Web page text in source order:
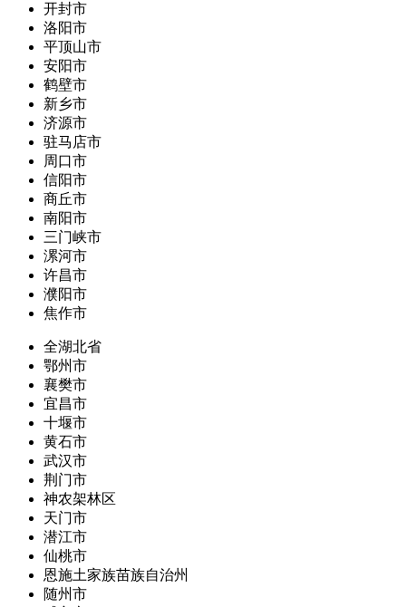
开封市
洛阳市
平顶山市
安阳市
鹤壁市
新乡市
济源市
驻马店市
周口市
信阳市
商丘市
南阳市
三门峡市
漯河市
许昌市
濮阳市
焦作市
全湖北省
鄂州市
襄樊市
宜昌市
十堰市
黄石市
武汉市
荆门市
神农架林区
天门市
潜江市
仙桃市
恩施土家族苗族自治州
随州市